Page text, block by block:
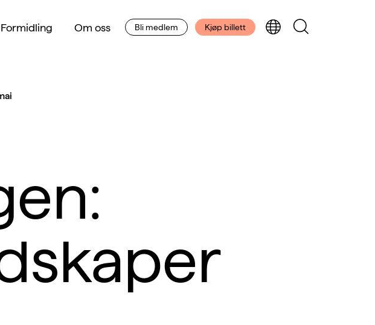
Formidling Om oss Bli medlem Kjøp billett